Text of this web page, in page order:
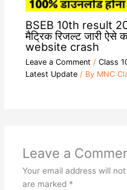
BSEB 10th result
मैट्रिक रिजल्ट जारी
website crash
Leave a Comment / Class
Latest Update/ By MNC
Leave a
Your email address will
are marked *